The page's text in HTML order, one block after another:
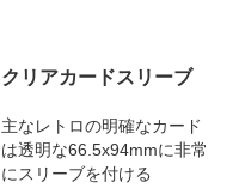
クリアカードスリーブ
主なレトロの明確なカード
は透明な66.5x94mmに非常
にスリーブを付ける